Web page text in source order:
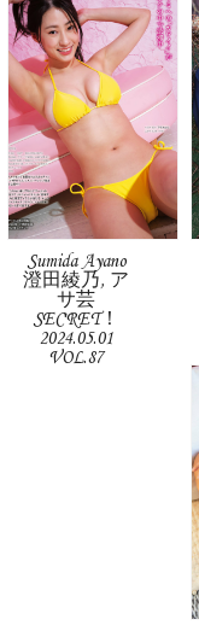
Sumida Ayano
澄田綾乃, ア
サ芸
SECRET！
2024.05.01
VOL.87